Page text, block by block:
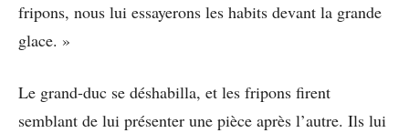
fripons, nous lui essayerons les habits devant la grande
glace. »
Le grand-duc se déshabilla, et les fripons firent
semblant de lui présenter une pièce après l’autre. Ils lui